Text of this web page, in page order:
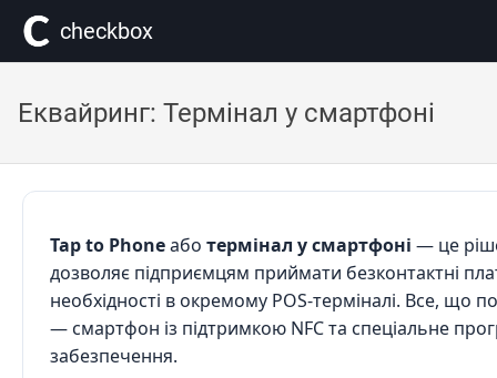
сheckbox
Еквайринг: Термінал у смартфоні
Tap to Phoneабо термінал у смартфоні — це
дозволяє підприємцям приймати безконтактні
необхідності в окремому POS-терміналі. Все, що
— смартфон із підтримкою NFC та спеціальне
забезпечення.